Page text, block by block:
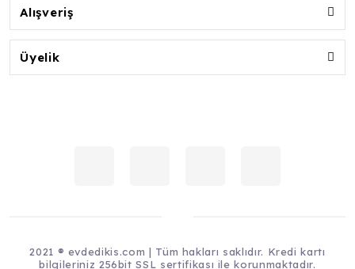
Alışveriş
Üyelik
2021 ® evdedikis.com | Tüm hakları saklıdır. Kredi kartı
bilgileriniz 256bit SSL sertifikası ile korunmaktadır.